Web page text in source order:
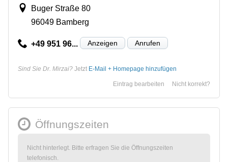
Buger Straße 80
96049 Bamberg
+49 951 96... Anzeigen Anrufen
Sind Sie Dr. Mirzai? Jetzt E-Mail + Homepage hinzufügen
Nicht korrekt?
Eintrag bearbeiten
Öffnungszeiten
Nicht hinterlegt. Bitte erfragen Sie die Öffnungszeiten
telefonisch.